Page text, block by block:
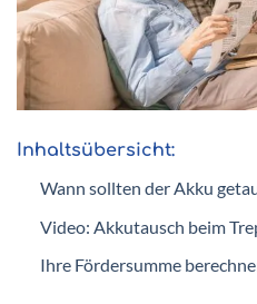
Inhaltsübersicht:
Wann sollten der Akku
Video: Akkutausch beim
Ihre Fördersumme